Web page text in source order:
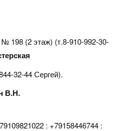
198 (2 этаж) (т.8-910-992-30-
32-44 Сергей).
В.Н.
: +79158446744 :